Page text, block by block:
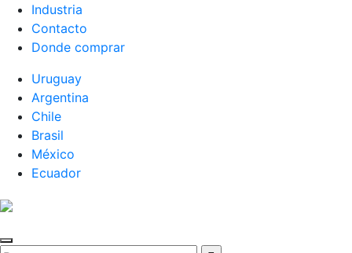
Industria
Contacto
Donde comprar
Uruguay
Argentina
Chile
Brasil
México
Ecuador